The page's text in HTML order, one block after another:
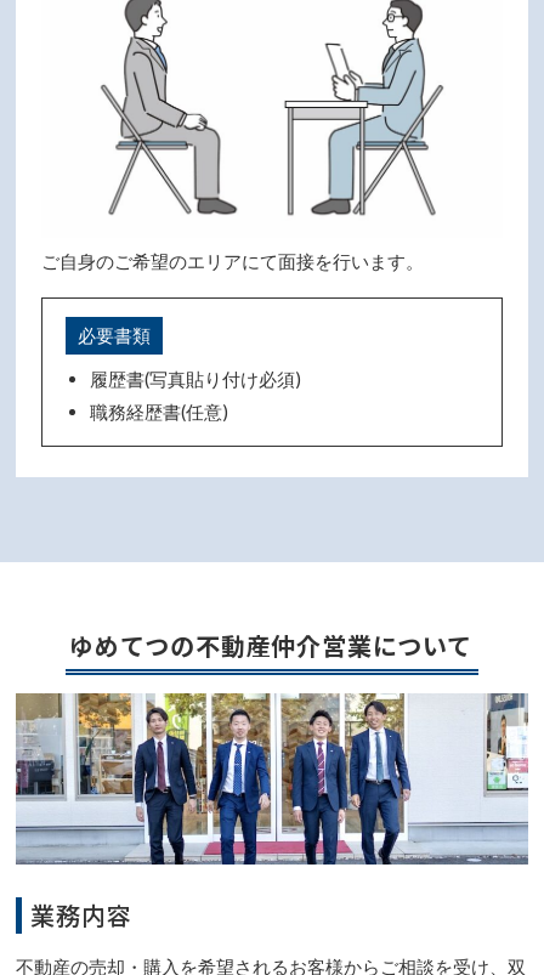
ご自身のご希望のエリアにて面接を行います。
必要書類
履歴書(写真貼り付け必須)
職務経歴書(任意)
ゆめてつの不動産仲介営業について
業務内容
不動産の売却・購入を希望されるお客様からご相談を受け、双